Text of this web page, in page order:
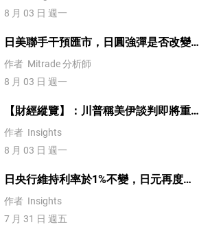
8 月 03 日 週一
日美聯手干預匯市，日圓強彈是否改變
全球資金流向？
作者 Mitrade 分析師
8 月 03 日 週一
【財經縱覽】：川普稱美伊談判即將重
啟！WTI原油低開近8%，美元/日元跌破
158.0、美股沖高回落
作者 Insights
8 月 03 日 週一
日央行維持利率於1%不變，日元再度走
強！美元/日元、歐元/美元、英鎊/美
元、納指100指數技術分析
作者 Insights
7 月 31 日 週五